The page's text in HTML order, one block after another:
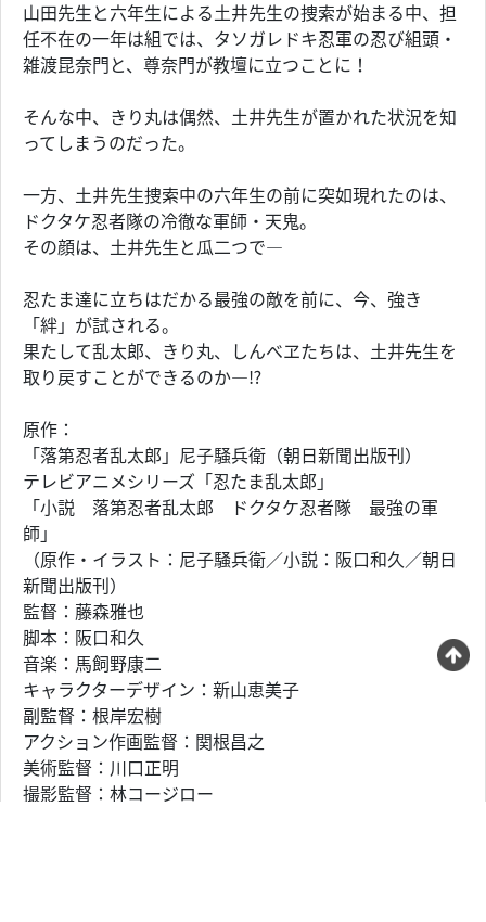
山田先生と六年生による土井先生の捜索が始まる中、担
任不在の一年は組では、タソガレドキ忍軍の忍び組頭・
雑渡昆奈門と、尊奈門が教壇に立つことに！
そんな中、きり丸は偶然、土井先生が置かれた状況を知
ってしまうのだった。
一方、土井先生捜索中の六年生の前に突如現れたのは、
ドクタケ忍者隊の冷徹な軍師・天鬼。
その顔は、土井先生と瓜二つで―
忍たま達に立ちはだかる最強の敵を前に、今、強き
「絆」が試される。
果たして乱太郎、きり丸、しんべヱたちは、土井先生を
取り戻すことができるのか―⁉
原作：
「落第忍者乱太郎」尼子騒兵衛（朝日新聞出版刊）
テレビアニメシリーズ「忍たま乱太郎」
「小説 落第忍者乱太郎 ドクタケ忍者隊 最強の軍
師」
（原作・イラスト：尼子騒兵衛／小説：阪口和久／朝日
新聞出版刊）
監督：藤森雅也
脚本：阪口和久
音楽：馬飼野康二
キャラクターデザイン：新山恵美子
副監督：根岸宏樹
アクション作画監督：関根昌之
美術監督：川口正明
撮影監督：林コージロー